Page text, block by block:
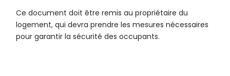
Ce document doit être remis au propriétaire du
logement, qui devra prendre les mesures nécessaires
pour garantir la sécurité des occupants.